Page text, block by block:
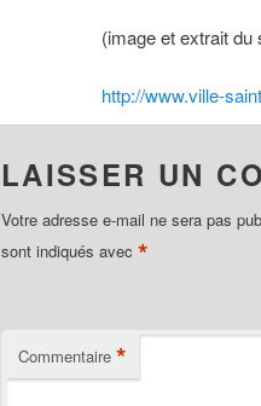
(image et extrait du
http://www.ville-
LAISSER UN
Votre adresse e-mail ne sera pas
sont indiqués avec *
Commentaire *